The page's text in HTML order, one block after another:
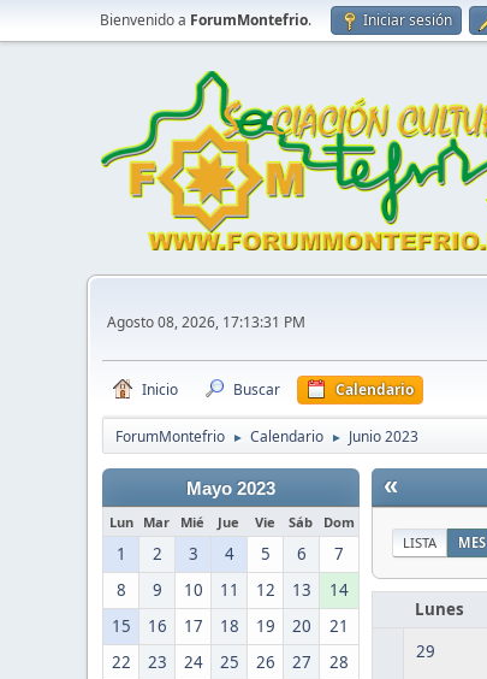
Bienvenido a ForumMontefrio. Iniciar sesión
Agosto 08, 2026, 17:13:31 PM
Inicio Buscar Calendario
ForumMontefrio ► Calendario ► Junio 2023
Mayo 2023
Lun Mar Mié Jue Vie Sáb Dom
1 2 3 4 5 6
7
8
9 10 11 12 13
14
15
16 17 18 19 20
21
22
23 24 25 26 27
28
«
LISTA MES
Lunes
29